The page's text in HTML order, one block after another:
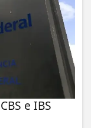
e IBS